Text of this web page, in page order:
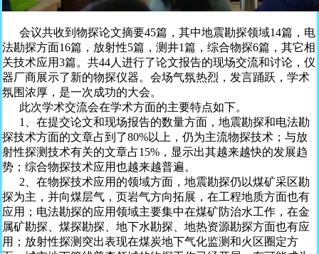
会议共收到物探论文摘要45篇，其中地震勘探领域14篇，电
法勘探方面16篇，放射性5篇，测井1篇，综合物探6篇，其它相
关技术应用3篇。共44人进行了论文报告的现场交流和讨论，仪
器厂商展示了新的物探仪器。会场气氛热烈，发言踊跃，学术
氛围浓厚，是一次成功的大会。
此次学术交流会在学术方面的主要特点如下。
1、在提交论文和现场报告的数量方面，地震勘探和电法勘
探技术方面的文章占到了80%以上，仍为主流物探技术；与放
射性探测技术有关的文章占15%，显示出其越来越快的发展趋
势；综合物探技术应用也越来越普遍。
2、在物探技术应用的领域方面，地震勘探仍以煤矿采区勘
探为主，并向煤层气，页岩气方向拓展，在工程地质方面也有
应用；电法勘探的应用领域主要集中在煤矿防治水工作，在金
属矿勘探、煤探勘探、地下水勘探、地热资源勘探方面也有应
用；放射性探测突出表现在煤炭地下气化监测和火区圈定方